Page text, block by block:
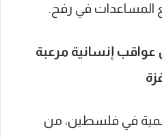
المساعدات في رفح.
عواقب إنسانية مرعبة
في فلسطين، من